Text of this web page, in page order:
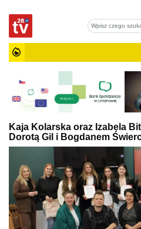
Kaja Kolarska oraz Izabela
Dorotą Gil i Bogdanem